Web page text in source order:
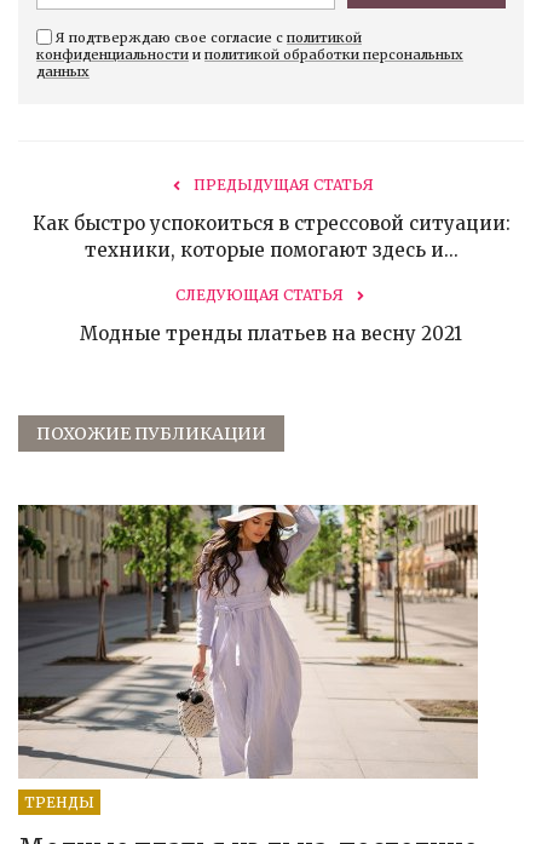
Я подтверждаю свое согласие с политикой
конфиденциальности и политикой обработки персональных
данных
ПРЕДЫДУЩАЯ СТАТЬЯ
Как быстро успокоиться в стрессовой ситуации:
техники, которые помогают здесь и...
СЛЕДУЮЩАЯ СТАТЬЯ
Модные тренды платьев на весну 2021
ПОХОЖИЕ ПУБЛИКАЦИИ
ТРЕНДЫ